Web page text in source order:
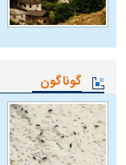
گوناگون